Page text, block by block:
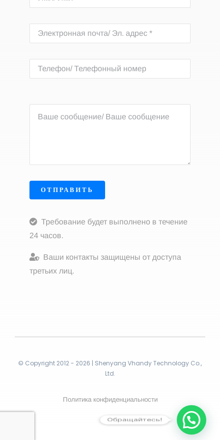
ОТПРАВИТЬ
Требование будет выполнено в течение
24 часов.
Ваши контакты защищены от доступа
третьих лиц.
© Copyright 2012 - 2026 | Shenyang Vhandy Technology Co.,
Ltd.
Политика конфиденциальности
Обращайтесь!